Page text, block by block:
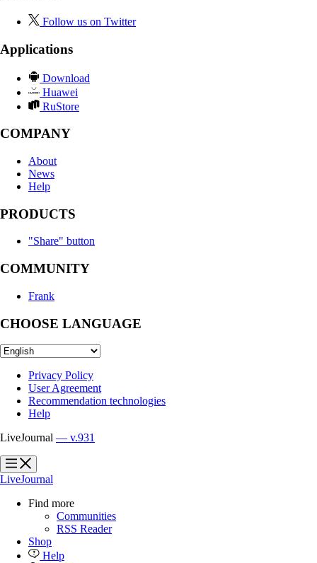
Follow us on Twitter
Applications
Download
Huawei
RuStore
COMPANY
About
News
Help
PRODUCTS
"Share" button
COMMUNITY
Frank
CHOOSE LANGUAGE
Privacy Policy
User Agreement
Recommendation technologies
Help
LiveJournal — v.931
?
?
LiveJournal
Find more
Communities
RSS Reader
Shop
Help